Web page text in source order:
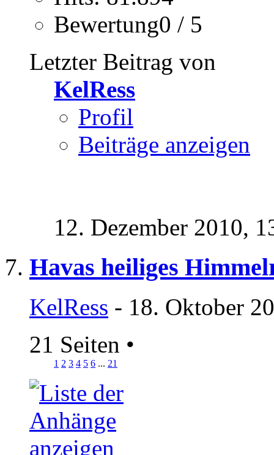
Bewertung0 / 5
Letzter Beitrag von
KelRess
Profil
Beiträge anzeigen
12. Dezember 2010,
Havas heiliges
KelRess - 18. Oktober
21 Seiten •
1 2 3 4 5 6 ... 21